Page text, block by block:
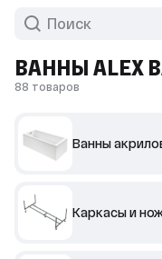
ВАННЫ ALEX
88 товаров
Ванны
Каркасы и